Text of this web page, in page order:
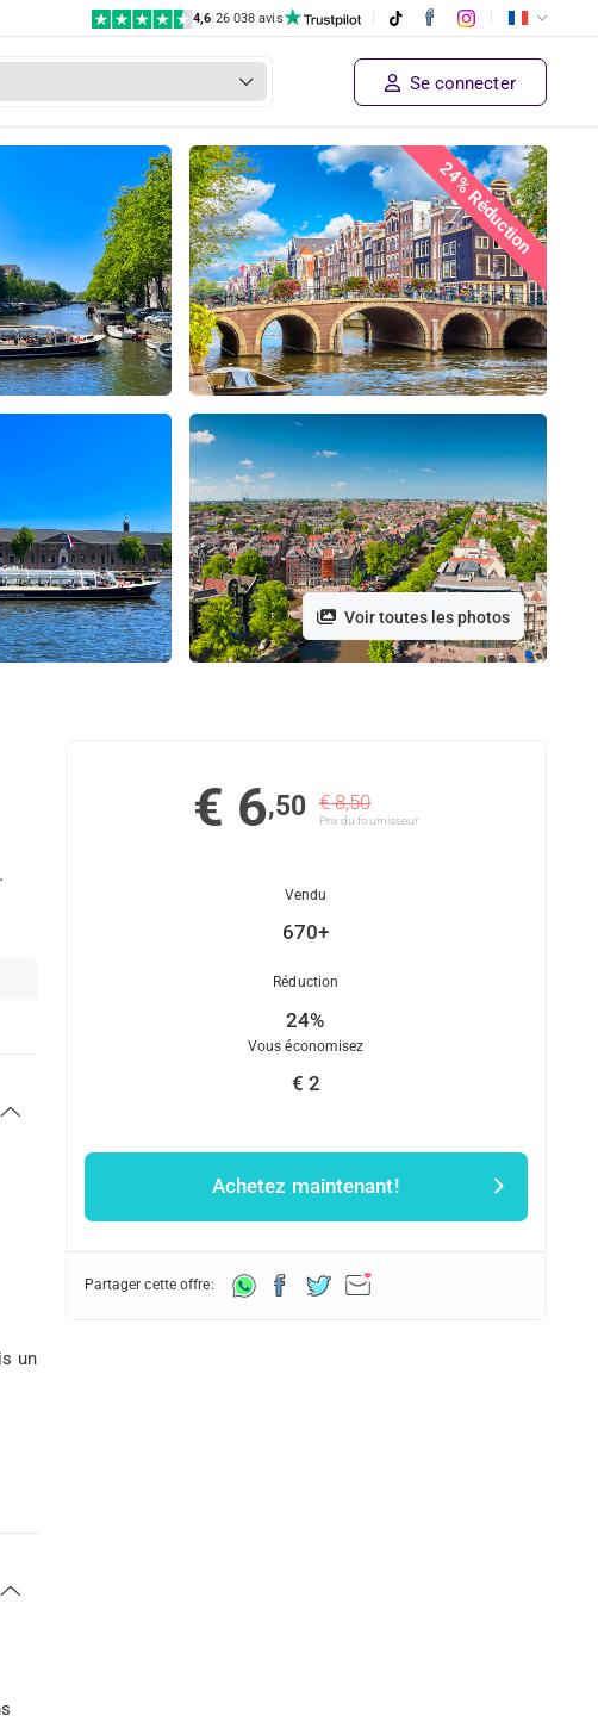
4,6|26 038 avis
Se connecter
24% Réduction
Voir toutes les photos
un
€ 6,50 € 8,50
Prix ​​du fournisseur
Vendu
670+
Réduction
24%
Vous économisez
€ 2
Achetez maintenant!
Partager cette offre: